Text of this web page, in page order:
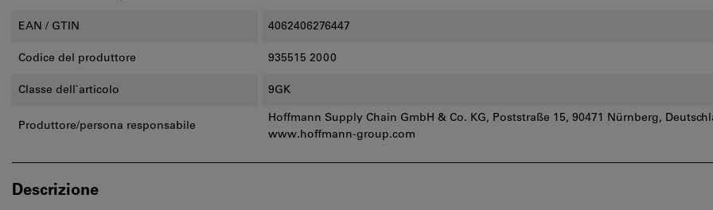
EAN / GTIN 4062406276447
Codice del produttore 935515 2000
Classe dell`articolo 9GK
Produttore/persona responsabile
Hoffmann Supply Chain GmbH & Co. KG, Poststraße 15, 90471 Nürnberg,
www.hoffmann-group.com
Descrizione